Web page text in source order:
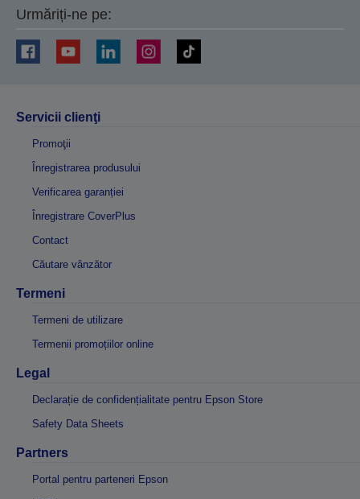
Urmăriți-ne pe:
Servicii clienţi
Promoţii
Înregistrarea produsului
Verificarea garanției
Înregistrare CoverPlus
Contact
Căutare vânzător
Termeni
Termeni de utilizare
Termenii promoțiilor online
Legal
Declarație de confidențialitate pentru Epson Store
Safety Data Sheets
Partners
Portal pentru parteneri Epson